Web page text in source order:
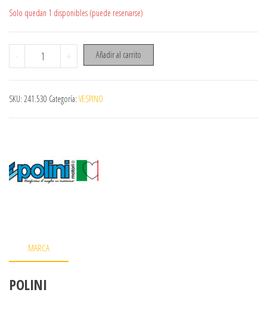
Solo quedan 1 disponibles (puede reservarse)
- VARIADOR POLINI VESPINO F9 NL CLASSIC cantidad
+ Añadir al carrito
SKU: 241.530 Categoría: VESPINO
MARCA
POLINI